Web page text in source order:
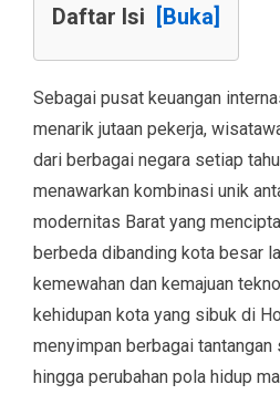
Daftar Isi [Buka]
Sebagai pusat keuangan
menarik jutaan pekerja,
dari berbagai negara setiap
menawarkan kombinasi unik
modernitas Barat yang
berbeda dibanding kota besar
kemewahan dan kemajuan
kehidupan kota yang sibuk di
menyimpan berbagai tantangan
hingga perubahan pola hidup